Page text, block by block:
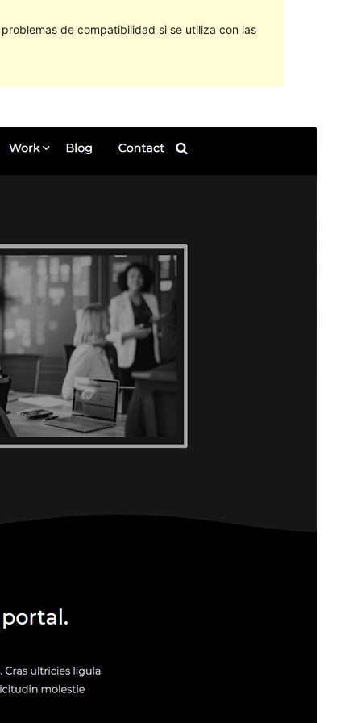
de compatibilidad si se utiliza con las
Vista previaDescargar
Versión
Última actualización
9 de marzo de 2022
Instalaciones activas
Versión de PHP
Página de inicio del tema